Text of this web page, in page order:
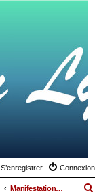
Connexion
S’enregistrer
Manifestations cutanées